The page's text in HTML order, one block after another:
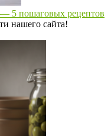
5 пошаговых рецептов
нашего сайта!